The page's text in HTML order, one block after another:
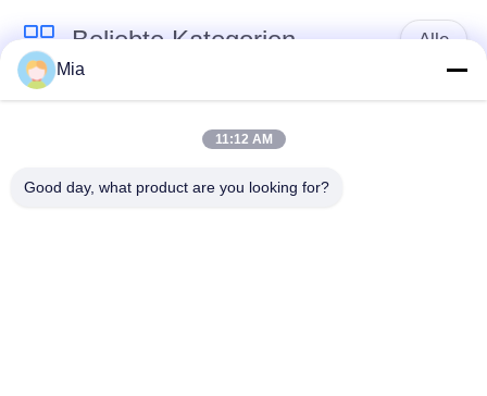
Beliebte Kategorien Alle
Verlegte Dehnfuge
Mia
11:12 AM
Good day, what product are you looking for?